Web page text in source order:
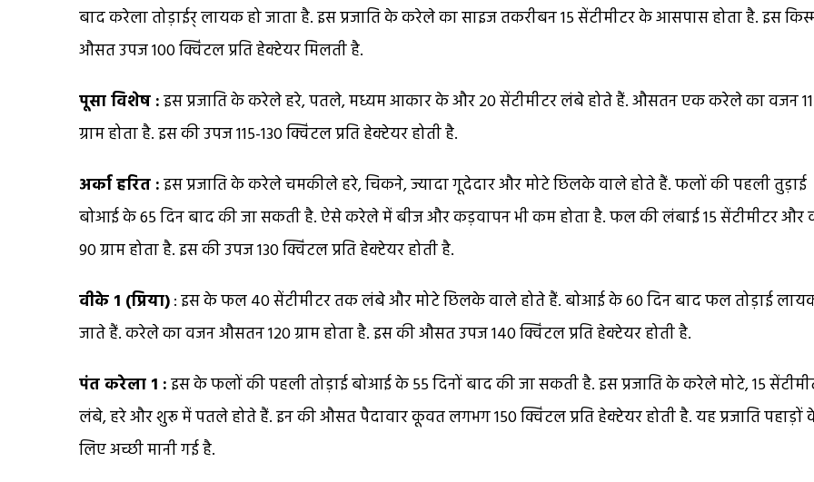
बाद करेला तोड़ाईर् लायक हो जाता है. इस प्रजाति के करेले का साइज तकरीबन 15 सेंटीमीटर के आसपास होता है. इस
औसत उपज 100 क्विंटल प्रति हेक्टेयर मिलती है.
पूसा विशेष :इस प्रजाति के करेले हरे, पतले, मध्यम आकार के और 20 सेंटीमीटर लंबे होते हैं. औसतन एक करेले का वजन
ग्राम होता है. इस की उपज 115-130 क्विंटल प्रति हेक्टेयर होती है.
अर्का हरित :इस प्रजाति के करेले चमकीले हरे, चिकने, ज्यादा गूदेदार और मोटे छिलके वाले होते हैं. फलों की पहली तुड़ाई
बोआई के 65 दिन बाद की जा सकती है. ऐसे करेले में बीज और कड़वापन भी कम होता है. फल की लंबाई 15 सेंटीमीटर और
90 ग्राम होता है. इस की उपज 130 क्विंटल प्रति हेक्टेयर होती है.
वीके 1 (प्रिया): इस के फल 40 सेंटीमीटर तक लंबे और मोटे छिलके वाले होते हैं. बोआई के 60 दिन बाद फल तोड़ाई
जाते हैं. करेले का वजन औसतन 120 ग्राम होता है. इस की औसत उपज 140 क्विंटल प्रति हेक्टेयर होती है.
पंत करेला 1 :इस के फलों की पहली तोड़ाई बोआई के 55 दिनों बाद की जा सकती है. इस प्रजाति के करेले मोटे, 15
लंबे, हरे और शुरू में पतले होते हैं. इन की औसत पैदावार कूवत लगभग 150 क्विंटल प्रति हेक्टेयर होती है. यह प्रजाति पहाड़ों
लिए अच्छी मानी गई है.